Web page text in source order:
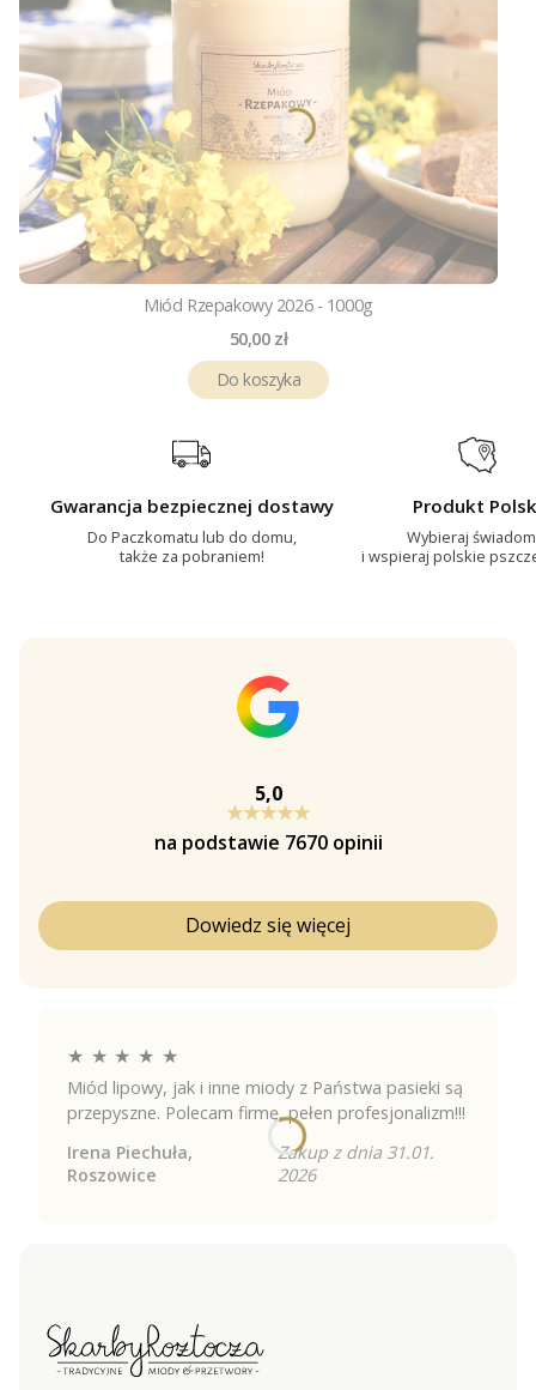
Miód Rzepakowy 2026 - 1000g
Cena
50,00 zł
Do koszyka
Gwarancja bezpiecznej dostawy
Do Paczkomatu lub do domu,
także za pobraniem!
Produkt
Wybieraj
i wspieraj polskie
5,0
★★★★★
na podstawie 7670 opinii
Dowiedz się więcej
★ ★ ★ ★ ★
Miód lipowy, jak i inne miody z Państwa pasieki są
przepyszne. Polecam firmę, pełen profesjonalizm!!!
Irena Piechuła,
Roszowice
Zakup z dnia 31.01.
2026